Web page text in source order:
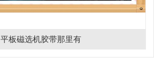
平板磁选机胶带那里有